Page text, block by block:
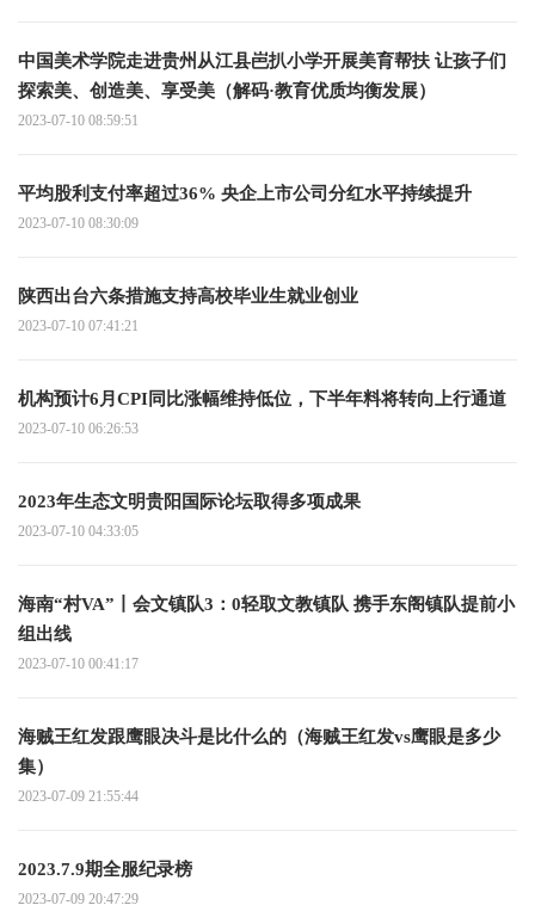
中国美术学院走进贵州从江县岜扒小学开展美育帮扶 让孩子们
探索美、创造美、享受美（解码·教育优质均衡发展）
2023-07-10 08:59:51
平均股利支付率超过36% 央企上市公司分红水平持续提升
2023-07-10 08:30:09
陕西出台六条措施支持高校毕业生就业创业
2023-07-10 07:41:21
机构预计6月CPI同比涨幅维持低位，下半年料将转向上行通道
2023-07-10 06:26:53
2023年生态文明贵阳国际论坛取得多项成果
2023-07-10 04:33:05
海南“村VA”丨会文镇队3：0轻取文教镇队 携手东阁镇队提前小
组出线
2023-07-10 00:41:17
海贼王红发跟鹰眼决斗是比什么的（海贼王红发vs鹰眼是多少
集）
2023-07-09 21:55:44
2023.7.9期全服纪录榜
2023-07-09 20:47:29